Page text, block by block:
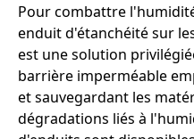
Pour combattre
enduit d'étanchéité sur
est une solution
barrière imperméable
et sauvegardant les
dégradations liés à